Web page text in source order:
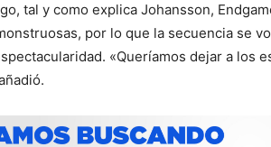
tal y como explica Johansson,
por lo que la secuencia se
«Queríamos dejar a los